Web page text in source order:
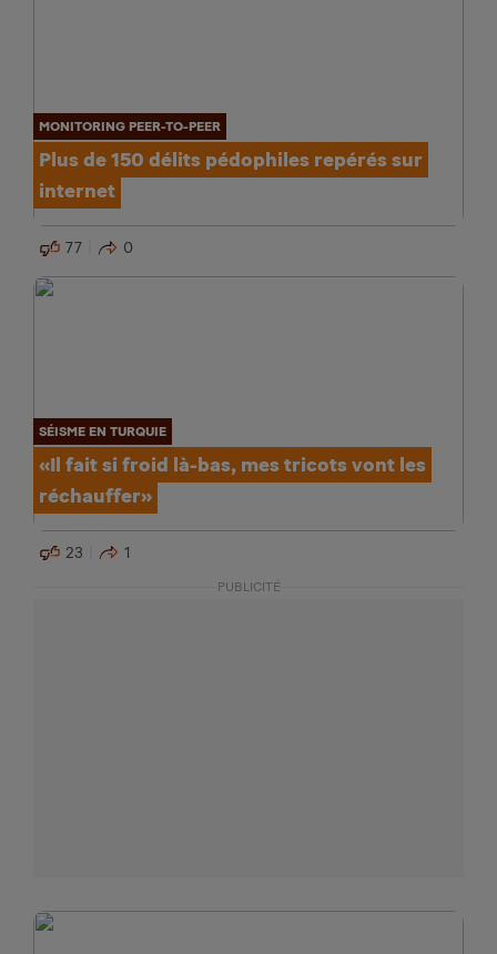
MONITORING PEER-TO-PEER
Plus de 150 délits pédophiles repérés sur
internet
77 0
SÉISME EN TURQUIE
«Il fait si froid là-bas, mes tricots vont les
réchauffer»
23 1
PUBLICITÉ